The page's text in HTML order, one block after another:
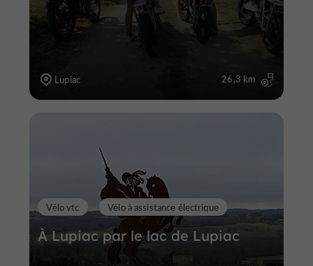
Lupiac 26,3 km
À Lupiac par le lac de Lupiac
Vélo vtc Vélo à assistance électrique